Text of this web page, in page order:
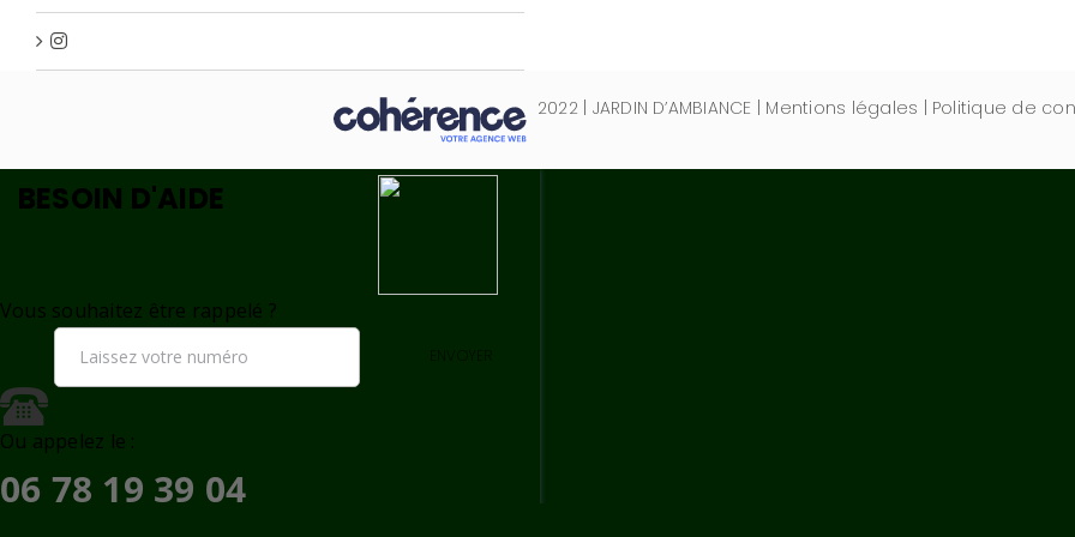
2022 | JARDIN D’AMBIANCE | Mentions légales | Politique de
BESOIN D'AIDE
Vous souhaitez être rappelé ?
ENVOYER
Ou appelez le :
06 78 19 39 04